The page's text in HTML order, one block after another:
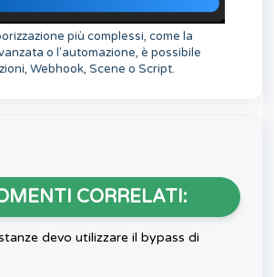
più complessi, come la
o l'automazione, è possibile
Webhook, Scene o Script.
CORRELATI:
devo utilizzare il bypass di